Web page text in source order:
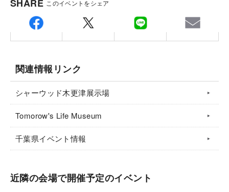
ご注意
※見学の際は備え付けの手袋の着用をお願いしており
ます。
定パースです。
※ご予約後担当者より会場住所をご連絡させて頂きま
す
住まいづくりの第一歩！大切な資金計画もぜひご相談
大きく異なります。これまでたくさんのお客様の住ま
〒2920833
千葉県木更津市貝渕3-13-49(木更津住宅公園内)
担当：中谷
SHARE このイベントをシェア
関連情報リンク
シャーウッド木更津展示場
Tomorow's Life Museum
千葉県イベント情報
近隣の会場で開催予定のイベント